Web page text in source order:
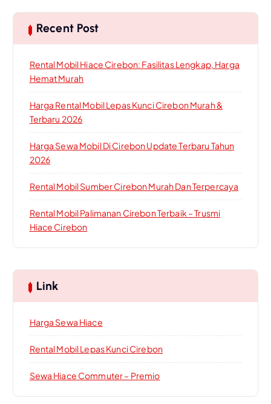
Recent Post
Rental Mobil Hiace Cirebon: Fasilitas Lengkap, Harga
Hemat Murah
Harga Rental Mobil Lepas Kunci Cirebon Murah &
Terbaru 2026
Harga Sewa Mobil Di Cirebon Update Terbaru Tahun
2026
Rental Mobil Sumber Cirebon Murah Dan Terpercaya
Rental Mobil Palimanan Cirebon Terbaik – Trusmi
Hiace Cirebon
Link
Harga Sewa Hiace
Rental Mobil Lepas Kunci Cirebon
Sewa Hiace Commuter – Premio